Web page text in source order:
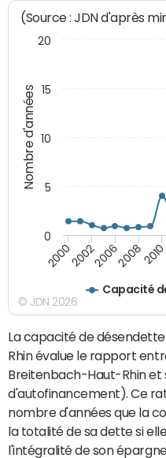
Nombre d'années
(Source : JDN d'après
Capacité
20002002200620082010
0
5
10
15
20
© JDN 2026
La capacité de
Rhin évalue le rapport
Breitenbach-Haut-Rhin
d'autofinancement). Ce
nombre d'années que la
la totalité de sa dette si
l'intégralité de son